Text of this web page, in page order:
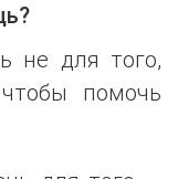
не для того,
помочь